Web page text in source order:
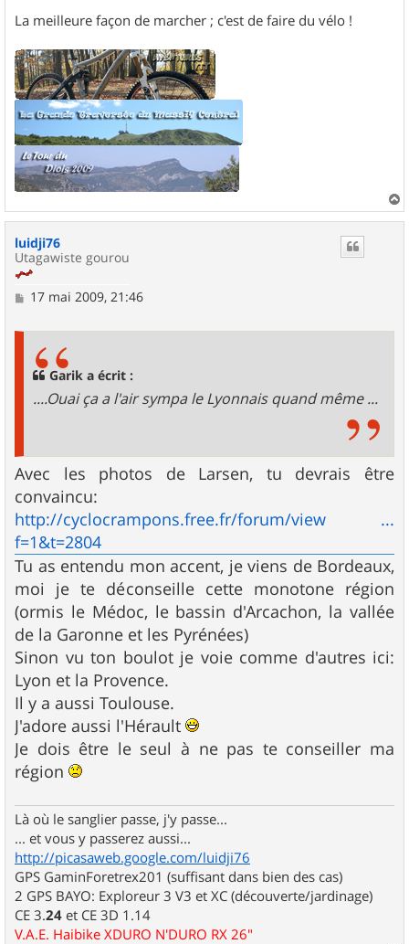
La meilleure façon de marcher ; c'est de faire du vélo !
a
luidji76
Utagawiste gourou
M17 mai 2009, 21:46
Garik a écrit :
....Ouai ça a l'air sympa le Lyonnais quand même ...
Avec les photos de Larsen, tu devrais être
convaincu:
http://cyclocrampons.free.fr/forum/view ...
f=1&t=2804
Tu as entendu mon accent, je viens de Bordeaux,
moi je te déconseille cette monotone région
(ormis le Médoc, le bassin d'Arcachon, la vallée
de la Garonne et les Pyrénées)
Sinon vu ton boulot je voie comme d'autres ici:
Lyon et la Provence.
Il y a aussi Toulouse.
J'adore aussi l'Hérault
Je dois être le seul à ne pas te conseiller ma
région
Là où le sanglier passe, j'y passe...
... et vous y passerez aussi...
http://picasaweb.google.com/luidji76
GPS GaminForetrex201 (suffisant dans bien des cas)
2 GPS BAYO: Exploreur 3 V3 et XC (découverte/jardinage)
CE 3.24 et CE 3D 1.14
V.A.E. Haibike XDURO N'DURO RX 26"